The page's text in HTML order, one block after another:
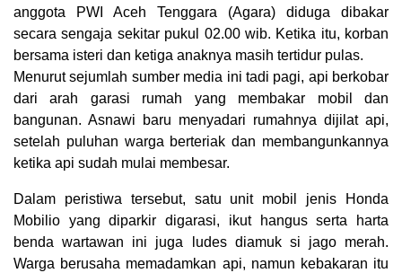
anggota PWI Aceh Tenggara (Agara) diduga dibakar
secara sengaja sekitar pukul 02.00 wib. Ketika itu, korban
bersama isteri dan ketiga anaknya masih tertidur pulas.
Menurut sejumlah sumber media ini tadi pagi, api berkobar
dari arah garasi rumah yang membakar mobil dan
bangunan. Asnawi baru menyadari rumahnya dijilat api,
setelah puluhan warga berteriak dan membangunkannya
ketika api sudah mulai membesar.
Dalam peristiwa tersebut, satu unit mobil jenis Honda
Mobilio yang diparkir digarasi, ikut hangus serta harta
benda wartawan ini juga ludes diamuk si jago merah.
Warga berusaha memadamkan api, namun kebakaran itu